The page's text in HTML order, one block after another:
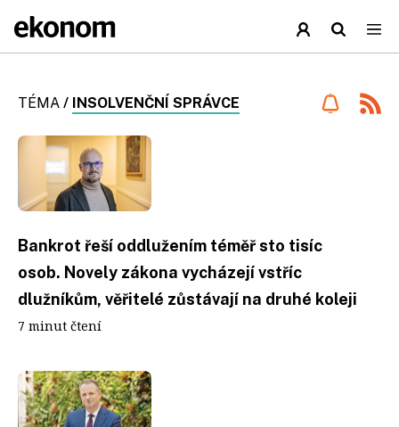
TÉMA / INSOLVENČNÍ SPRÁVCE
Bankrot řeší oddlužením téměř sto tisíc
osob. Novely zákona vycházejí vstříc
dlužníkům, věřitelé zůstávají na druhé koleji
7 minut čtení